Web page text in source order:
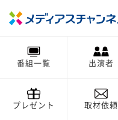
番組一覧 出演者
プレゼント 取材依頼